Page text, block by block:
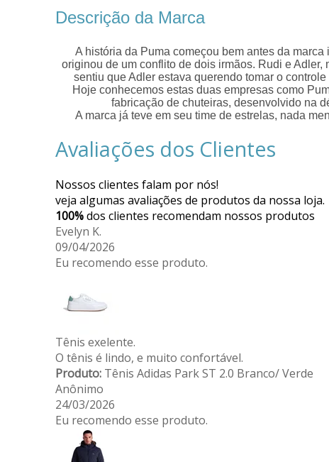
Descrição da Marca
A história da Puma começou bem antes da
originou de um conflito de dois irmãos. Rudi e
sentiu que Adler estava querendo tomar o
Hoje conhecemos estas duas empresas como
fabricação de chuteiras, desenvolvido na
A marca já teve em seu time de estrelas, nada
Avaliações dos Clientes
Nossos clientes falam por nós!
veja algumas avaliações de produtos da nossa loja.
100%dos clientes recomendam nossos produtos
Evelyn K.
09/04/2026
Eu recomendo esse produto.
Tênis exelente.
O tênis é lindo, e muito confortável.
Produto:Tênis Adidas Park ST 2.0 Branco/ Verde
Anônimo
24/03/2026
Eu recomendo esse produto.